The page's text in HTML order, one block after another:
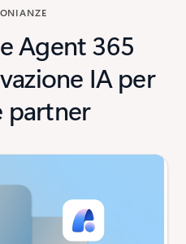
Agent 365
IA per
partner